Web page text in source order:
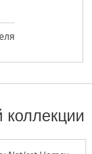
коллекции